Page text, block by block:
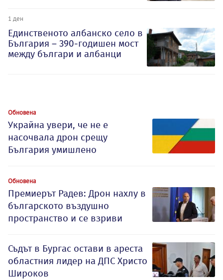
1 ден
Единственото албанско село в
България – 390-годишен мост
между българи и албанци
Обновена
Украйна увери, че не е
насочвала дрон срещу
България умишлено
Обновена
Премиерът Радев: Дрон нахлу в
българското въздушно
пространство и се взриви
Съдът в Бургас остави в ареста
областния лидер на ДПС Христо
Широков